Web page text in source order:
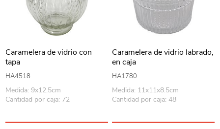
Caramelera de vidrio con
tapa
HA4518
Medida: 9x12.5cm
Cantidad por caja: 72
Caramelera de vidrio labrado,
en caja
HA1780
Medida: 11x11x8.5cm
Cantidad por caja: 48